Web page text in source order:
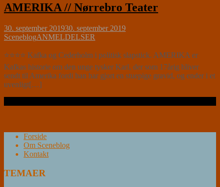
AMERIKA // Nørrebro Teater
30. september 201930. september 2019
SceneblogANMELDELSER
⭐⭐⭐⭐ Kafka og Cederholm i politisk slapstick. AMERIKA er
Kafkas historie om den unge tysker Karl, der som 17årig bliver
sendt til Amerika fordi han har gjort en stuepige gravid, og ender i et
uvenligt[…]
Forside
Om Sceneblog
Kontakt
TEMAER